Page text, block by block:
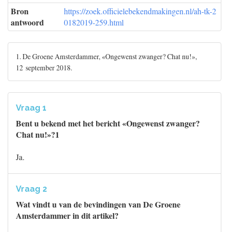
Bron
antwoord
https://zoek.officielebekendmakingen.nl/ah-tk-2
0182019-259.html
1. De Groene Amsterdammer, «Ongewenst zwanger? Chat nu!»,
12 september 2018.
Vraag 1
Bent u bekend met het bericht «Ongewenst zwanger?
Chat nu!»?1
Ja.
Vraag 2
Wat vindt u van de bevindingen van De Groene
Amsterdammer in dit artikel?